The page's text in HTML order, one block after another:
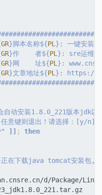
GR}脚本名称${PL} : 一键
GR}作    者${PL} :
GR}网    址${PL} :
GR}文章地址${PL} : https://
自动安装1.8.0_221版本jdk
意键则退出！请选择：[y/n]"
]] ;
then
正在下载java tomcat安装包,